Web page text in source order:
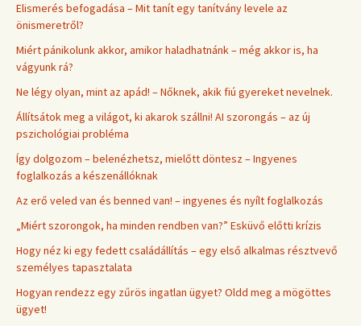
Elismerés befogadása – Mit tanít egy tanítvány levele az
önismeretről?
Miért pánikolunk akkor, amikor haladhatnánk – még akkor is, ha
vágyunk rá?
Ne légy olyan, mint az apád! – Nőknek, akik fiú gyereket nevelnek.
Állítsátok meg a világot, ki akarok szállni! AI szorongás – az új
pszichológiai probléma
Így dolgozom – belenézhetsz, mielőtt döntesz – Ingyenes
foglalkozás a készenállóknak
Az erő veled van és benned van! – ingyenes és nyílt foglalkozás
„Miért szorongok, ha minden rendben van?” Esküvő előtti krízis
Hogy néz ki egy fedett családállítás – egy első alkalmas résztvevő
személyes tapasztalata
Hogyan rendezz egy zűrös ingatlan ügyet? Oldd meg a mögöttes
ügyet!